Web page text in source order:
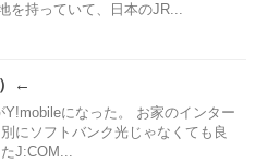
を持っていて、日本のJR...
←
になった。 お家のインター
にソフトバンク光じゃなくても良
J:COM...